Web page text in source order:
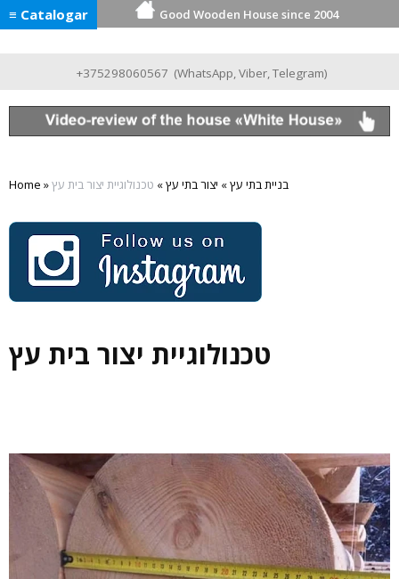
≡ Catalogar Good Wooden House since 2004
+375298060567 (WhatsApp,Viber,Telegram)
Home » בניית בתי עץ» יצור בתי עץ» טכנולוגיית יצור בית עץ
טכנולוגיית יצור בית עץ